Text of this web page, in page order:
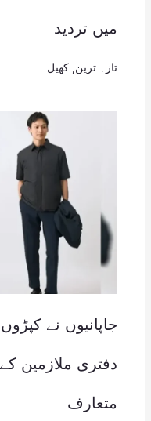
میں تردید
تازہ ترین کھیل
جاپانیوں نے
دفتری ملازمین
متعارف